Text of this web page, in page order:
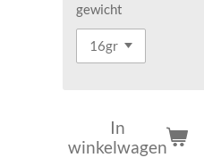
gewicht
In
winkelwagen